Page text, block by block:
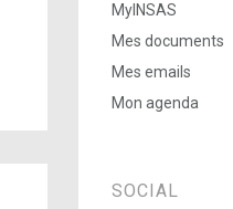
MyINSAS
Mes documents
Mes emails
Mon agenda
SOCIAL